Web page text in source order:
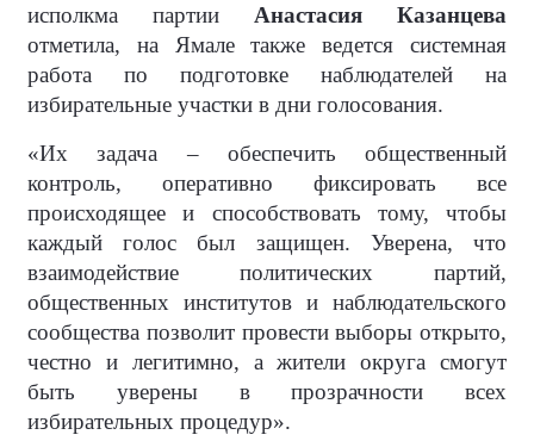
исполкма партии Анастасия Казанцева
отметила, на Ямале также ведется системная
работа по подготовке наблюдателей на
избирательные участки в дни голосования.
«Их задача – обеспечить общественный
контроль, оперативно фиксировать все
происходящее и способствовать тому, чтобы
каждый голос был защищен. Уверена, что
взаимодействие политических партий,
общественных институтов и наблюдательского
сообщества позволит провести выборы открыто,
честно и легитимно, а жители округа смогут
быть уверены в прозрачности всех
избирательных процедур».